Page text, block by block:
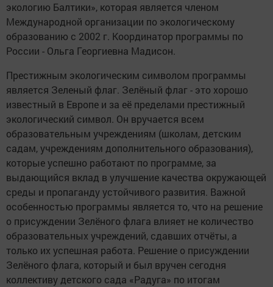
экологию Балтики», которая является членом
Международной организации по экологическому
образованию с 2002 г. Координатор программы по
России - Ольга Георгиевна Мадисон.
Престижным экологическим символом программы
является Зеленый флаг. Зелёный флаг - это хорошо
известный в Европе и за её пределами престижный
экологический символ. Он вручается всем
образовательным учреждениям (школам, детским
садам, учреждениям дополнительного образования),
которые успешно работают по программе, за
выдающийся вклад в улучшение качества окружающей
среды и пропаганду устойчивого развития. Важной
особенностью программы является то, что на решение
о присуждении Зелёного флага влияет не количество
образовательных учреждений, сдавших отчёты, а
только их успешная работа. Решение о присуждении
Зелёного флага, который и был вручен сегодня
коллективу детского сада «Радуга» по итогам